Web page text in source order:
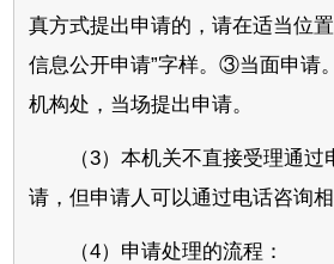
真方式提出申请的，请在适当位
信息公开申请”字样。③当面申请
机构处，当场提出申请。
（3）本机关不直接受理通过
请，但申请人可以通过电话咨询相
（4）申请处理的流程：